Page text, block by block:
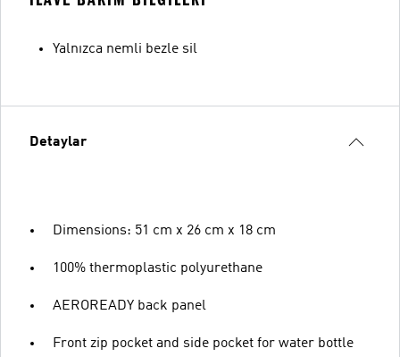
Yalnızca nemli bezle sil
Detaylar
Dimensions: 51 cm x 26 cm x 18 cm
100% thermoplastic polyurethane
AEROREADY back panel
Front zip pocket and side pocket for water bottle